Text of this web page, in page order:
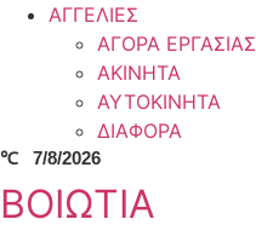
ΑΓΓΕΛΙΕΣ
ΑΓΟΡΑ ΕΡΓΑΣΙΑΣ
ΑΚΙΝΗΤΑ
ΑΥΤΟΚΙΝΗΤΑ
ΔΙΑΦΟΡΑ
℃ 7/8/2026
ΒΟΙΩΤΙΑ